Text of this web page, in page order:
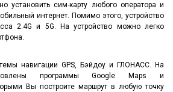
установить сим-карту любого оператора и
интернет. Помимо этого, устройство
2.4G и 5G. На устройство можно легко
навигации GPS, Бэйдоу и ГЛОНАСС. На
программы Google Maps и
Вы построите маршрут в любую точку